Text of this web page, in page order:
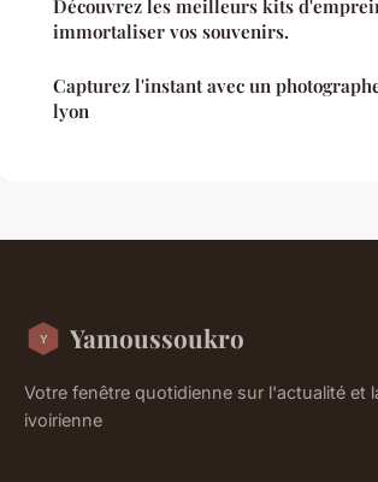
Découvrez les meilleurs kits
immortaliser vos souvenirs.
Capturez l'instant avec un
lyon
Yamoussoukro
Votre fenêtre quotidienne sur l'actualité et
ivoirienne